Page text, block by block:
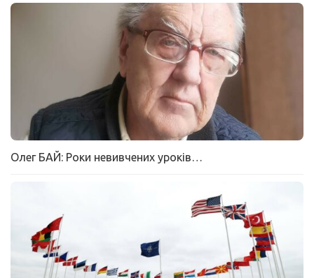
Олег БАЙ: Роки невивчених уроків…